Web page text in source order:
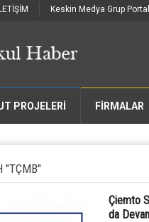
Keskin Medya Grup
PROJELERİ FIRMALAR
"TÇMB"
Çiemto
da